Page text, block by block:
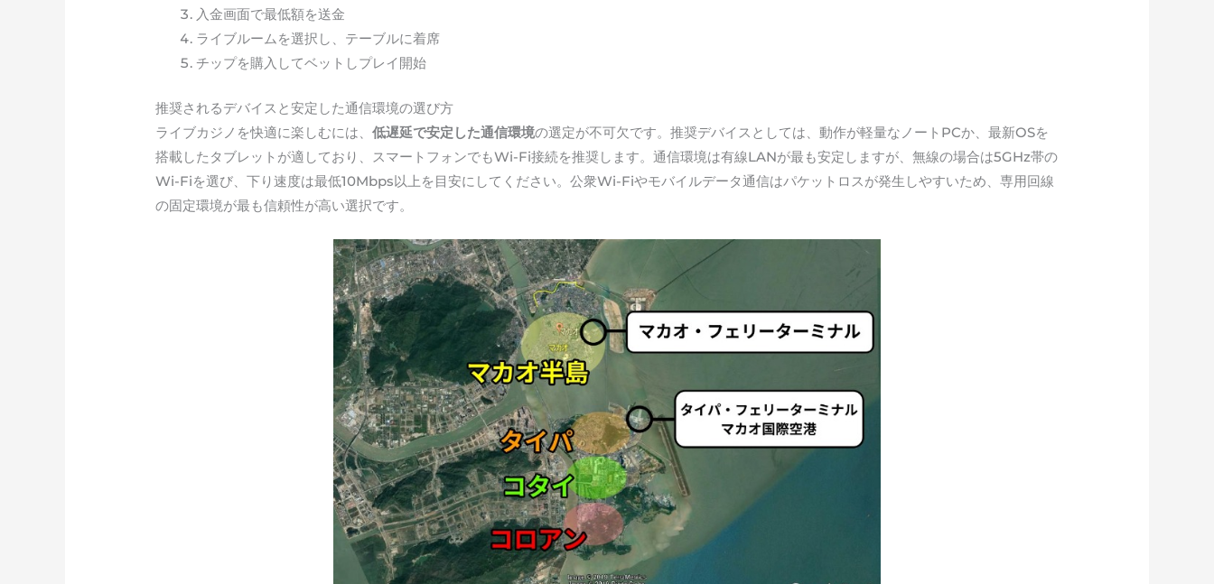
入金画面で最低額を送金
ライブルームを選択し、テーブルに着席
チップを購入してベットしプレイ開始
推奨されるデバイスと安定した通信環境の選び方
ライブカジノを快適に楽しむには、低遅延で安定した通信環境の選定が不可欠です。推奨デバイスとしては、動作が軽量なノートPCか、最新OSを
搭載したタブレットが適しており、スマートフォンでもWi-Fi接続を推奨します。通信環境は有線LANが最も安定しますが、無線の場合は5GHz帯の
Wi-Fiを選び、下り速度は最低10Mbps以上を目安にしてください。公衆Wi-Fiやモバイルデータ通信はパケットロスが発生しやすいため、専用回線
の固定環境が最も信頼性が高い選択です。